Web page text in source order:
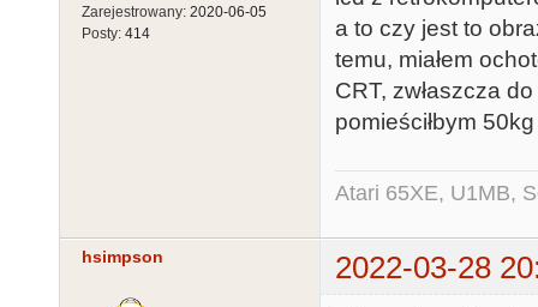
Zarejestrowany: 2020-06-05
Posty: 414
a to czy jest to
temu, miałem
CRT, zwłaszcza
pomieściłbym
Atari 65XE, U1MB,
hsimpson 2022-03-28